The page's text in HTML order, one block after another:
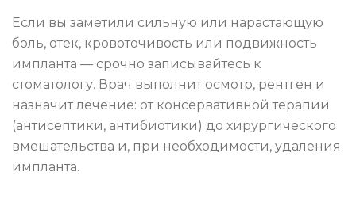
Если вы заметили сильную или нарастающую
боль, отек, кровоточивость или подвижность
импланта — срочно записывайтесь к
стоматологу. Врач выполнит осмотр, рентген и
назначит лечение: от консервативной терапии
(антисептики, антибиотики) до хирургического
вмешательства и, при необходимости, удаления
импланта.